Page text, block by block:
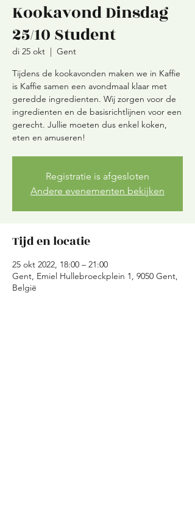
Kookavond Dinsdag
25/10 Student
di 25 okt
  |
Gent
Tijdens de kookavonden maken we in Kaffie
is Kaffie samen een avondmaal klaar met
geredde ingredienten. Wij zorgen voor de
ingredienten en de basisrichtlijnen voor een
gerecht. Jullie moeten dus enkel koken,
eten en amuseren!
Registratie is afgesloten
Andere evenementen bekijken
Tijd en locatie
25 okt 2022, 18:00 – 21:00
Gent, Emiel Hullebroeckplein 1, 9050 Gent,
België